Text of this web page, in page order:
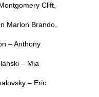
Clift,
Marlon Brando,
– Anthony
– Mia
– Eric